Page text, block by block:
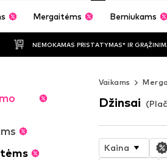
Mergaitėms Berniukams
NEMOKAMAS PRISTATYMAS* IR
Vaikams
Džinsai
Kaina